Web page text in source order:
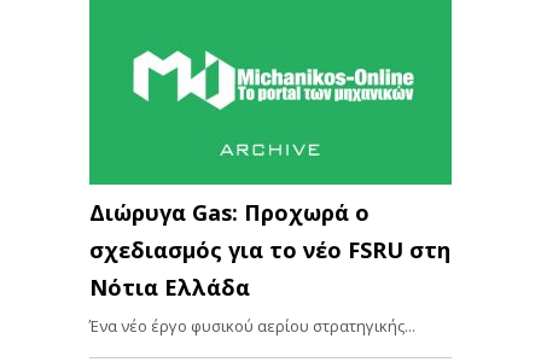
Διώρυγα Gas: Προχωρά ο
σχεδιασμός για το νέο FSRU στη
Νότια Ελλάδα
Ένα νέο έργο φυσικού αερίου στρατηγικής...